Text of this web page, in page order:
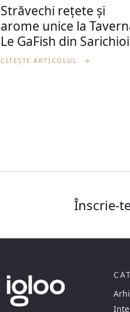
Străvechi rețete și
arome unice la
Le GaFish din Sarichioi
CITEȘTE ARTICOLUL →
Înscrie-